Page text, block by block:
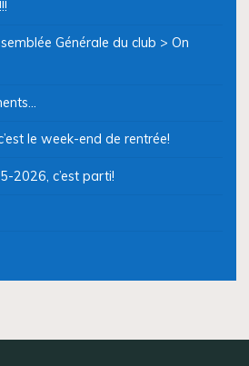
Générale du club > On
le week-end de rentrée!
2026, c’est parti!